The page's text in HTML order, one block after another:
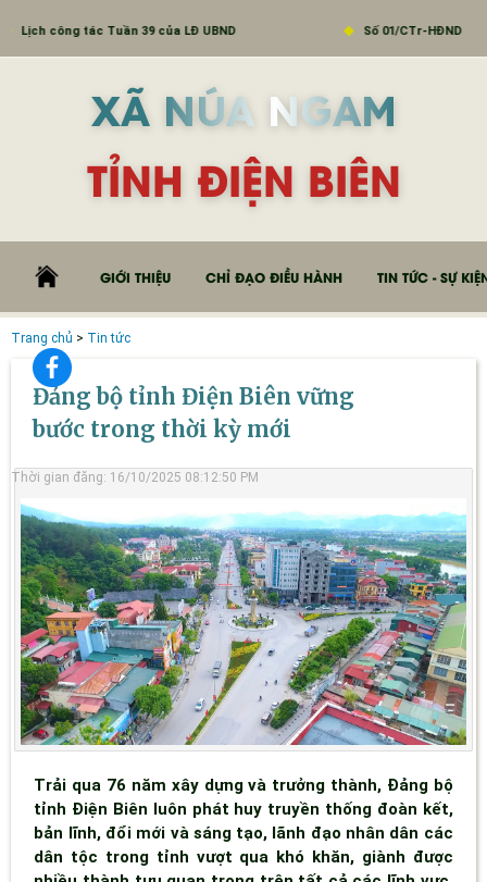
công tác Tuần 39 của LĐ UBND Số 01/CTr-HĐND
XÃ NÚA NGAM
TỈNH ĐIỆN BIÊN
GIỚI THIỆU CHỈ ĐẠO ĐIỀU HÀNH TIN TỨC - SỰ
Trang chủ > Tin tức
Đảng bộ tỉnh Điện Biên vững
bước trong thời kỳ mới
Thời gian đăng: 16/10/2025 08:12:50 PM
Trải qua 76 năm xây dựng và trưởng thành, Đảng bộ
tỉnh Điện Biên luôn phát huy truyền thống đoàn kết,
bản lĩnh, đổi mới và sáng tạo, lãnh đạo nhân dân các
dân tộc trong tỉnh vượt qua khó khăn, giành được